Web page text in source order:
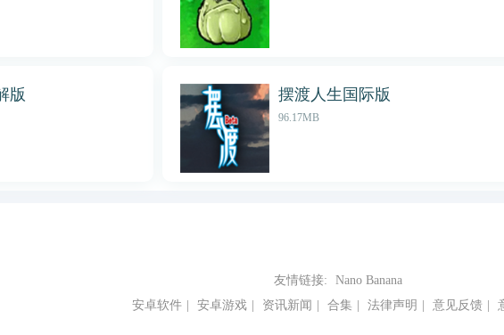
版 摆渡人生国际版
96.17MB
友情链接:
Nano Banana
安卓软件
安卓游戏 资讯新闻 合集 法律声明 意见反馈